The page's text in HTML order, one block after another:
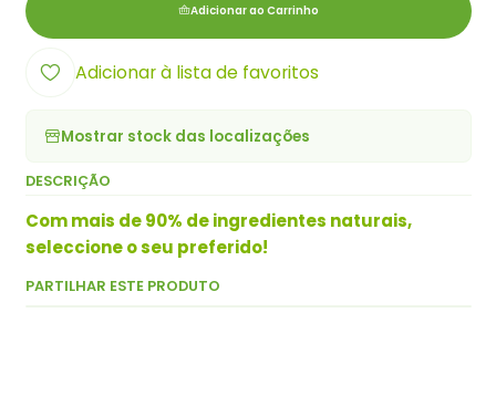
Adicionar ao Carrinho
Adicionar à lista de favoritos
Mostrar stock das localizações
DESCRIÇÃO
Com mais de 90% de ingredientes naturais,
seleccione o seu preferido!
PARTILHAR ESTE PRODUTO